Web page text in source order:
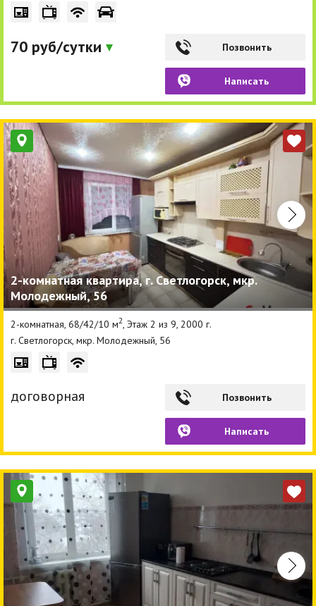
70 руб/сутки Позвонить
Написать
2-комнатная квартира, г. Светлогорск, мкр.
Молодежный, 56
2-комнатная, 68/42/10 м2 , Этаж 2 из 9, 2000 г.
г. Светлогорск, мкр. Молодежный, 56
договорная Позвонить
Написать